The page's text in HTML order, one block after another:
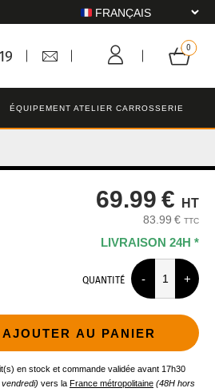
ÉQUIPEMENT ATELIER CARROSSERIE
LIVRAISON 24H *
69.99 € HT
83.99 € TTC
QUANTITÉ
AJOUTER AU PANIER
en stock et commande validée avant 17h30
vers la France métropolitaine (48H hors